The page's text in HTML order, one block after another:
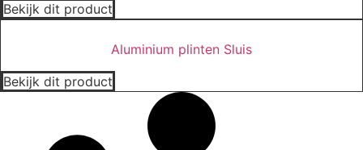
Bekijk dit product
Aluminium plinten Sluis
Bekijk dit product